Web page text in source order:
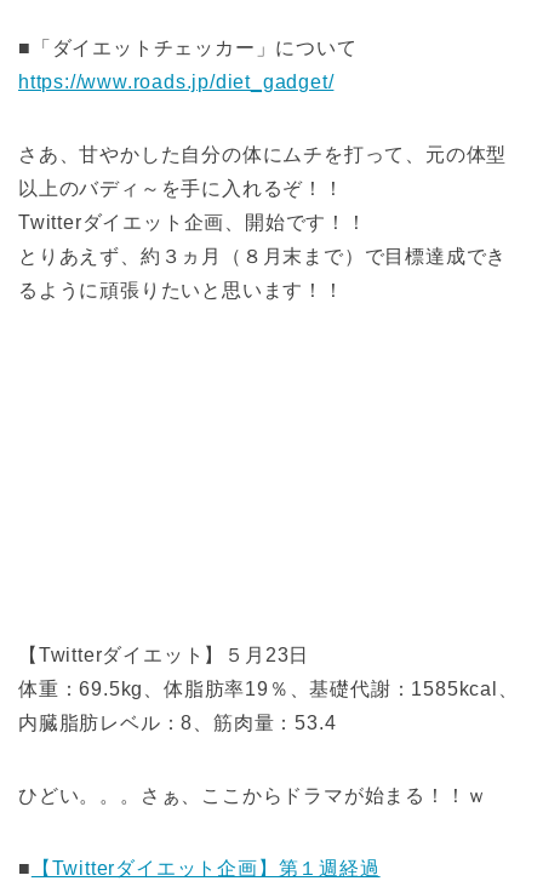
■「ダイエットチェッカー」について
https://www.roads.jp/diet_gadget/
さあ、甘やかした自分の体にムチを打って、元の体型
以上のバディ～を手に入れるぞ！！
Twitterダイエット企画、開始です！！
とりあえず、約３ヵ月（８月末まで）で目標達成でき
るように頑張りたいと思います！！
【Twitterダイエット】５月23日
体重：69.5kg、体脂肪率19％、基礎代謝：1585kcal、
内臓脂肪レベル：8、筋肉量：53.4
ひどい。。。さぁ、ここからドラマが始まる！！ｗ
■ 【Twitterダイエット企画】第１週経過